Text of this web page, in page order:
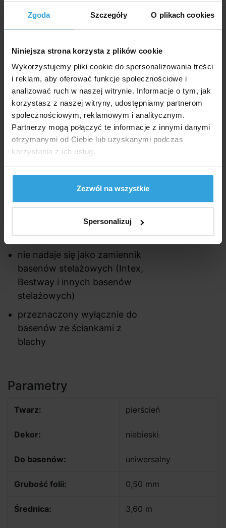
Zgoda Szczegóły O plikach cookies
Niniejsza strona korzysta z plików cookie
Wykorzystujemy pliki cookie do spersonalizowania treści
i reklam, aby oferować funkcje społecznościowe i
analizować ruch w naszej witrynie. Informacje o tym, jak
korzystasz z naszej witryny, udostępniamy partnerom
społecznościowym, reklamowym i analitycznym.
Partnerzy mogą połączyć te informacje z innymi danymi
otrzymanymi od Ciebie lub uzyskanymi podczas
korzystania z ich usług.
Zezwól na wszystkie
Spersonalizuj
Montaż wykładziny basenowej
temperaturze powyżej 25°C
aby materiał był wystarczająco
elastyczny i nie uległ
uszkodzeniu. Przed montażem
zaleca się krótkie podgrzanie
wykładziny na słońcu, aby
zmiękła i lepiej dopasowała się
do kształtu basenu. Podczas
napełniania wodą należy
powierzchnia wewnętrzna była
naciągnięta.
nie nadaje się jako zamiennik
basenów stelażowych (Intex,
Bestway i innych basenów
stelażowych)
przeznaczony wyłącznie do
basenów ze ściankami z
blachy
Parametry
Twarz: pierścień
Dekor: niebieski
Do basenów: uniwersalny
Grubość folii: 0,50 mm
Średnica: 3,60 m